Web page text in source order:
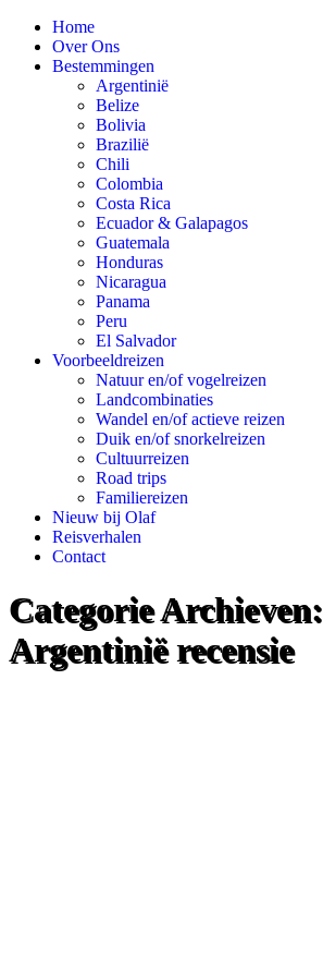
Home
Over Ons
Bestemmingen
Argentinië
Belize
Bolivia
Brazilië
Chili
Colombia
Costa Rica
Ecuador & Galapagos
Guatemala
Honduras
Nicaragua
Panama
Peru
El Salvador
Voorbeeldreizen
Natuur en/of vogelreizen
Landcombinaties
Wandel en/of actieve reizen
Duik en/of snorkelreizen
Cultuurreizen
Road trips
Familiereizen
Nieuw bij Olaf
Reisverhalen
Contact
Categorie Archieven:
Argentinië recensie